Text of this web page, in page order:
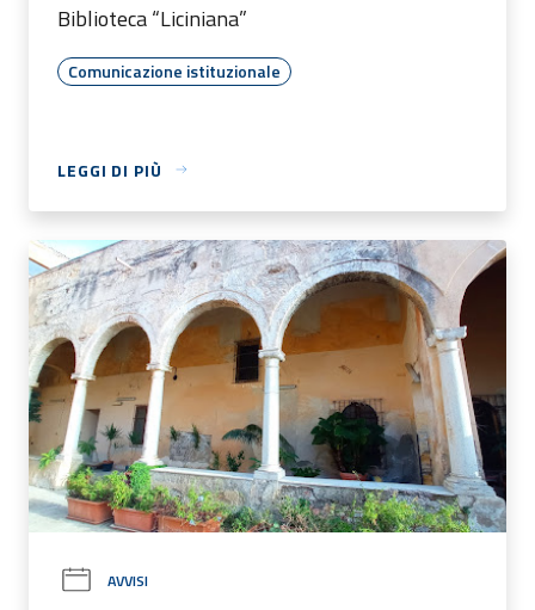
Biblioteca “Liciniana”
Comunicazione istituzionale
LEGGI DI PIÙ
AVVISI